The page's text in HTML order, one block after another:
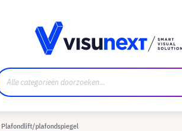
Plafondlift/plafondspiegel